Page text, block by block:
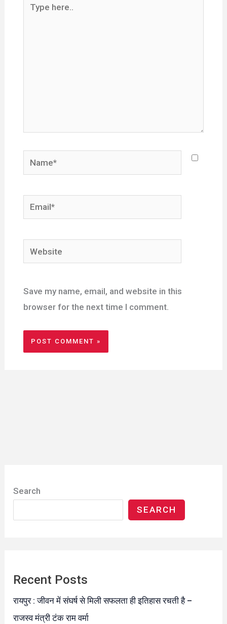
Name*
Email*
Website
Save my name, email, and website in this
browser for the next time I comment.
Search
SEARCH
Recent Posts
रायपुर : जीवन में संघर्ष से मिली सफलता ही इतिहास रचती है –
राजस्व मंत्री टंक राम वर्मा